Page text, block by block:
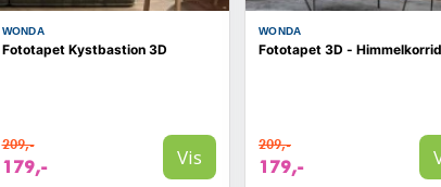
WONDA
Fototapet Kystbastion 3D
209,-
179,- Vis
WONDA
Fototapet 3D -
209,-
179,-